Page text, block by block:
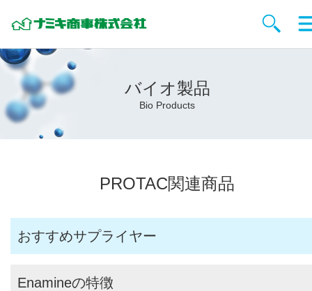
バイオ製品
Bio Products
PROTAC関連商品
おすすめサプライヤー
Enamineの特徴